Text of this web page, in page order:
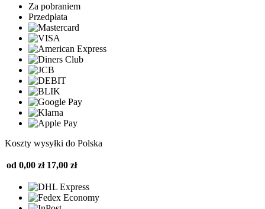
Za pobraniem
Przedpłata
Koszty wysyłki do Polska
od 0,00 zł 17,00 zł